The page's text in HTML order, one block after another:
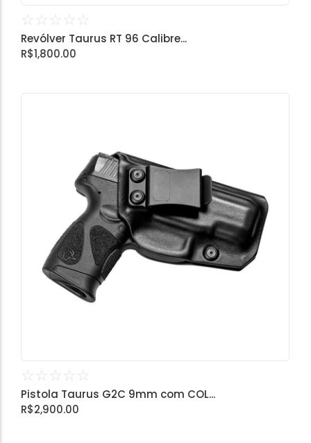
☆ ☆ ☆ ☆ ☆
Revólver Taurus RT 96 Calibre...
R$1,800.00
☆ ☆ ☆ ☆ ☆
Pistola Taurus G2C 9mm com COL...
R$2,900.00